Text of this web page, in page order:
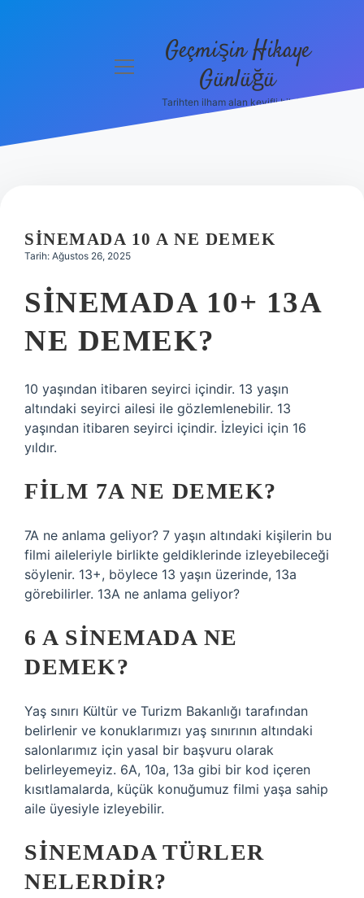
Hakkımızda
menüyü
Geçmişin Hikaye
Günlüğü
Tarihten ilham alan keyifli bilgiler!
SINEMADA 10 A NE DEMEK
Tarih: Ağustos 26, 2025
SINEMADA 10+ 13A
NE DEMEK?
10 yaşından itibaren seyirci içindir. 13 yaşın
altındaki seyirci ailesi ile gözlemlenebilir. 13
yaşından itibaren seyirci içindir. İzleyici için 16
yıldır.
FILM 7A NE DEMEK?
7A ne anlama geliyor? 7 yaşın altındaki kişilerin bu
filmi aileleriyle birlikte geldiklerinde izleyebileceği
söylenir. 13+, böylece 13 yaşın üzerinde, 13a
görebilirler. 13A ne anlama geliyor?
6 A SINEMADA NE
DEMEK?
Yaş sınırı Kültür ve Turizm Bakanlığı tarafından
belirlenir ve konuklarımızı yaş sınırının altındaki
salonlarımız için yasal bir başvuru olarak
belirleyemeyiz. 6A, 10a, 13a gibi bir kod içeren
kısıtlamalarda, küçük konuğumuz filmi yaşa sahip
aile üyesiyle izleyebilir.
SINEMADA TÜRLER
NELERDIR?